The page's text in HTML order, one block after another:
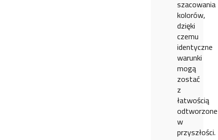
szacowania
kolorów,
dzięki
czemu
identyczne
warunki
mogą
zostać
z
łatwością
odtworzone
w
przyszłości.